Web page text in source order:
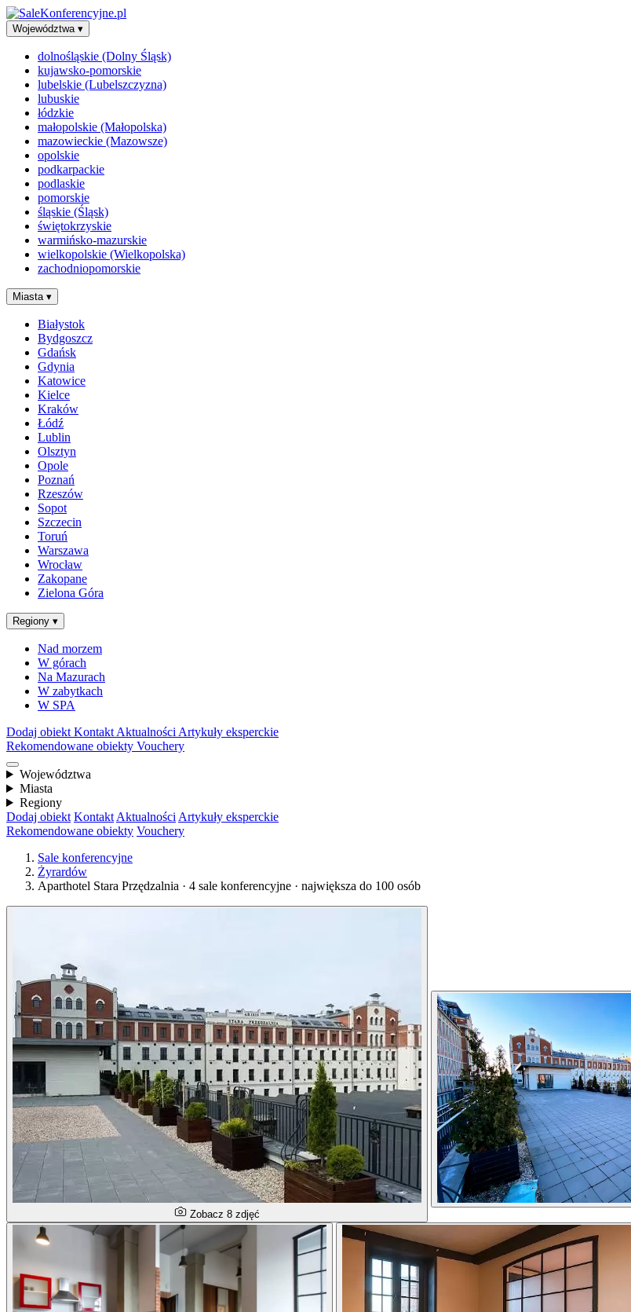
Województwa ▾
dolnośląskie (Dolny Śląsk)
kujawsko-pomorskie
lubelskie (Lubelszczyzna)
lubuskie
łódzkie
małopolskie (Małopolska)
mazowieckie (Mazowsze)
opolskie
podkarpackie
podlaskie
pomorskie
śląskie (Śląsk)
świętokrzyskie
warmińsko-mazurskie
wielkopolskie (Wielkopolska)
zachodniopomorskie
Miasta ▾
Białystok
Bydgoszcz
Gdańsk
Gdynia
Katowice
Kielce
Kraków
Łódź
Lublin
Olsztyn
Opole
Poznań
Rzeszów
Sopot
Szczecin
Toruń
Warszawa
Wrocław
Zakopane
Zielona Góra
Regiony ▾
Nad morzem
W górach
Na Mazurach
W zabytkach
W SPA
Dodaj obiekt Kontakt Aktualności Artykuły eksperckie
Rekomendowane obiekty Vouchery
Województwa
Miasta
Regiony
Dodaj obiekt Kontakt Aktualności Artykuły eksperckie
Rekomendowane obiekty Vouchery
Sale konferencyjne
Żyrardów
Aparthotel Stara Przędzalnia · 4 sale konferencyjne · największa do 100 osób
Zobacz 8 zdjęć